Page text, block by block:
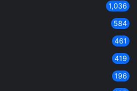
1,036
584
461
419
196